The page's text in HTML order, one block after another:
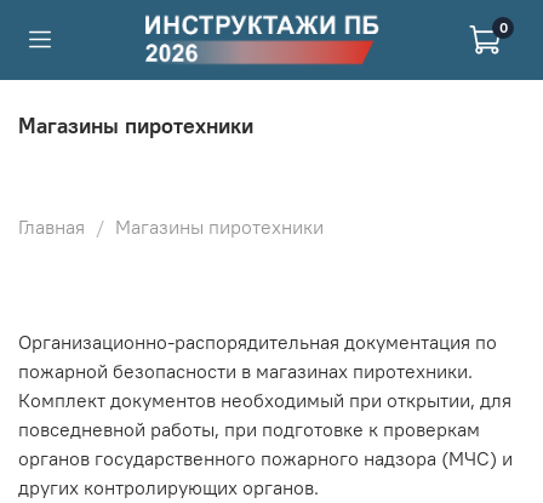
0
Магазины пиротехники
Главная Магазины пиротехники
Организационно-распорядительная документация по
пожарной безопасности в магазинах пиротехники.
Комплект документов необходимый при открытии, для
повседневной работы, при подготовке к проверкам
органов государственного пожарного надзора (МЧС) и
других контролирующих органов.